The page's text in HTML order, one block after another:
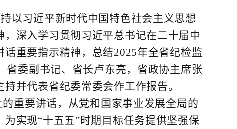
以习近平新时代中国特色社会主义思想
深入学习贯彻习近平总书记在二十届中
重要指示精神，总结2025年全省纪检监
省委副书记、省长卢东亮，省政协主席张
并代表省纪委常委会作工作报告。
重要讲话，从党和国家事业发展全局的
实现“十五五”时期目标任务提供坚强保